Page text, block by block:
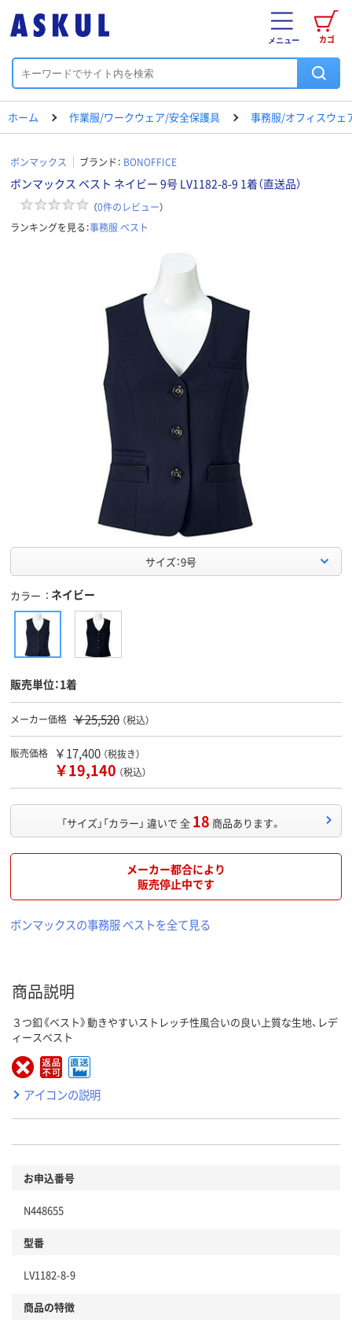
カゴ
メニュー
ホーム 作業服/ワークウェア/安全保護具 事務服/オフィスウェ
ボンマックス ブランド： BONOFFICE
ボンマックス ベスト ネイビー 9号 LV1182-8-9 1着（直送品）
（0件のレビュー）
ランキングを見る：事務服 ベスト
サイズ：9号
カラー ネイビー
販売単位：1着
メーカー価格 ￥25,520 （税込）
販売価格 ￥17,400 （税抜き）
￥19,140 （税込）
「サイズ」「カラー」 違いで 全 18 商品あります。
メーカー都合により
販売停止中です
ボンマックスの事務服 ベストを全て見る
商品説明
３つ釦《ベスト》動きやすいストレッチ性風合いの良い上質な生地、レデ
ィースベスト
アイコンの説明
お申込番号
N448655
型番
LV1182-8-9
商品の特徴